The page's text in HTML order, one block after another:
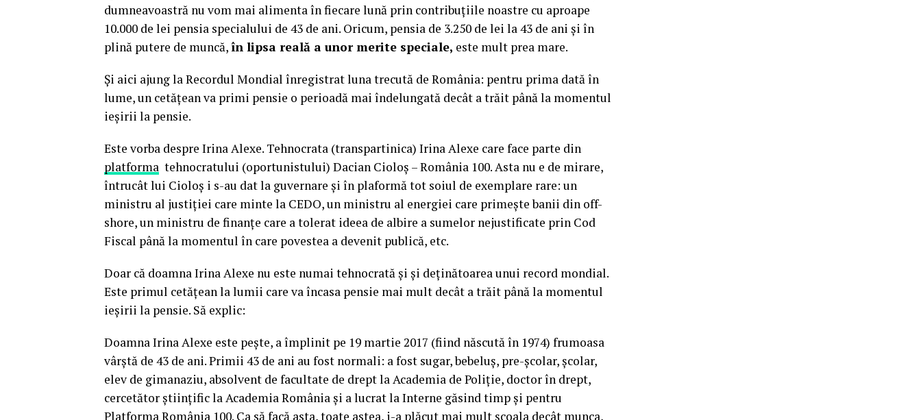
dumneavoastră nu vom mai alimenta în fiecare lună prin contribuțiile noastre cu aproape
10.000 de lei pensia specialului de 43 de ani. Oricum, pensia de 3.250 de lei la 43 de ani și în
plină putere de muncă,în lipsa reală a unor merite speciale, este mult prea mare.
Și aici ajung la Recordul Mondial înregistrat luna trecută de România: pentru prima dată în
lume, un cetățean va primi pensie o perioadă mai îndelungată decât a trăit până la momentul
ieșirii la pensie.
Este vorba despre Irina Alexe. Tehnocrata (transpartinica) Irina Alexe care face parte din
platforma tehnocratului (oportunistului) Dacian Cioloș – România 100. Asta nu e de mirare,
întrucât lui Cioloș i s-au dat la guvernare și în plaformă tot soiul de exemplare rare: un
ministru al justiției care minte la CEDO, un ministru al energiei care primește banii din off-
shore, un ministru de finanțe care a tolerat ideea de albire a sumelor nejustificate prin Cod
Fiscal până la momentul în care povestea a devenit publică, etc.
Doar că doamna Irina Alexe nu este numai tehnocrată și și deținătoarea unui record mondial.
Este primul cetățean la lumii care va încasa pensie mai mult decât a trăit până la momentul
ieșirii la pensie. Să explic:
Doamna Irina Alexe este pește, a împlinit pe 19 martie 2017 (fiind născută în 1974) frumoasa
vârștă de 43 de ani. Primii 43 de ani au fost normali: a fost sugar, bebeluș, pre-școlar, școlar,
elev de gimanaziu, absolvent de facultate de drept la Academia de Poliție, doctor în drept,
cercetător științific la Academia România și a lucrat la Interne găsind timp și pentru
Platforma România 100. Ca să facă asta, toate astea, i-a plăcut mai mult școala decât munca,